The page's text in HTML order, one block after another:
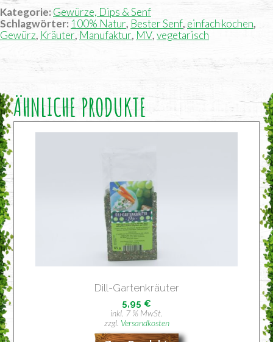
Kategorie:Gewürze, Dips & Senf
Schlagwörter: 100% Natur, Bester Senf, einfach kochen,
Gewürz, Kräuter, Manufaktur, MV,vegetarisch
ÄHNLICHE PRODUKTE
Dill-Gar­ten­kräu­ter
5,95 €
inkl. 7 % MwSt.
zzgl. Versandkosten